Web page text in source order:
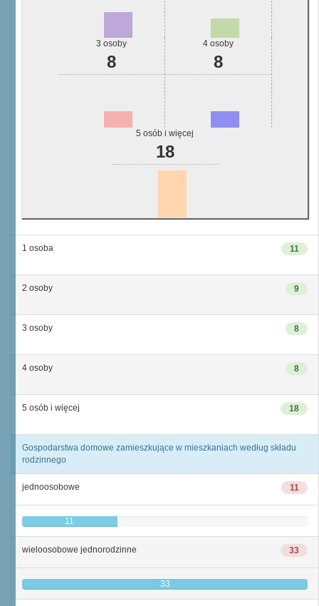
3 osoby
8
4 osoby
8
5 osób i więcej
18
11
1 osoba
9
2 osoby
8
3 osoby
8
4 osoby
18
5 osób i więcej
Gospodarstwa domowe zamieszkujące w mieszkaniach według składu
rodzinnego
11
jednoosobowe
11
33
wieloosobowe jednorodzinne
33